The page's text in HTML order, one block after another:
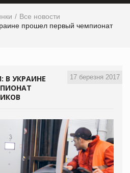
Все новости
прошел первый чемпионат
17 березня 2017
В УКРАИНЕ